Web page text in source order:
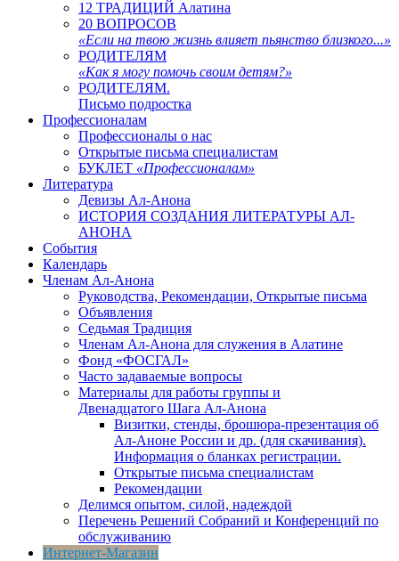
12 ТРАДИЦИЙ Алатина
20 ВОПРОСОВ
«Если на твою жизнь влияет пьянство близкого...»
РОДИТЕЛЯМ
«Как я могу помочь своим детям?»
РОДИТЕЛЯМ.
Письмо подростка
Профессионалам
Профессионалы о нас
Открытые письма специалистам
БУКЛЕТ «Профессионалам»
Литература
Девизы Ал-Анона
ИСТОРИЯ СОЗДАНИЯ ЛИТЕРАТУРЫ АЛ-
АНОНА
События
Календарь
Членам Ал-Анона
Руководства, Рекомендации, Открытые письма
Объявления
Седьмая Традиция
Членам Ал-Анона для служения в Алатине
Фонд «ФОСГАЛ»
Часто задаваемые вопросы
Материалы для работы группы и
Двенадцатого Шага Ал-Анона
Визитки, стенды, брошюра-презентация об
Ал-Аноне России и др. (для скачивания).
Информация о бланках регистрации.
Открытые письма специалистам
Рекомендации
Делимся опытом, силой, надеждой
Перечень Решений Собраний и Конференций по
обслуживанию
Интернет-Магазин